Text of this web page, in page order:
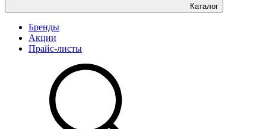
Каталог
Бренды
Акции
Прайс-листы